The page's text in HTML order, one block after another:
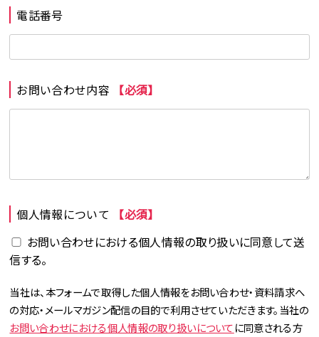
電話番号
お問い合わせ内容 【必須】
個人情報について
【必須】
お問い合わせにおける個人情報の取り扱いに同意して送
信する。
当社は、本フォームで取得した個人情報をお問い合わせ・資料請求へ
の対応・メールマガジン配信の目的で利用させていただきます。当社の
お問い合わせにおける個人情報の取り扱いについてに同意される方